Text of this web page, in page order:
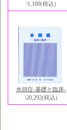
\1,100(税込)
水頭症-基礎と臨床-
\20,292(税込)